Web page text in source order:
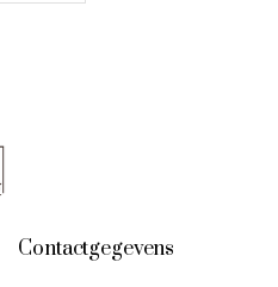
Contactgegevens